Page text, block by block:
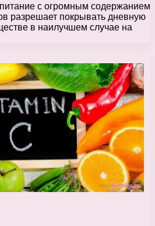
с огромным содержанием
разрешает покрывать дневную
в наилучшем случае на